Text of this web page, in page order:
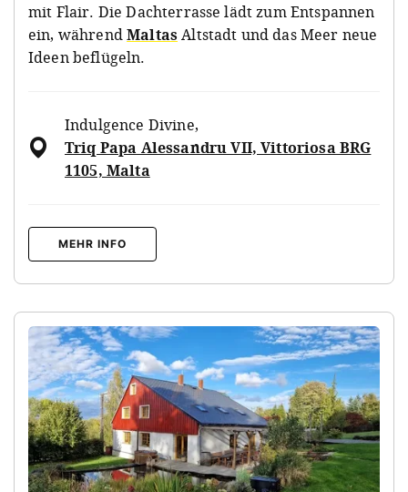
mit Flair. Die Dachterrasse lädt zum Entspannen
ein, währendMaltas Altstadt und das Meer neue
Ideen beflügeln.
Indulgence Divine,
Triq Papa Alessandru VII, Vittoriosa BRG
1105, Malta
MEHR INFO